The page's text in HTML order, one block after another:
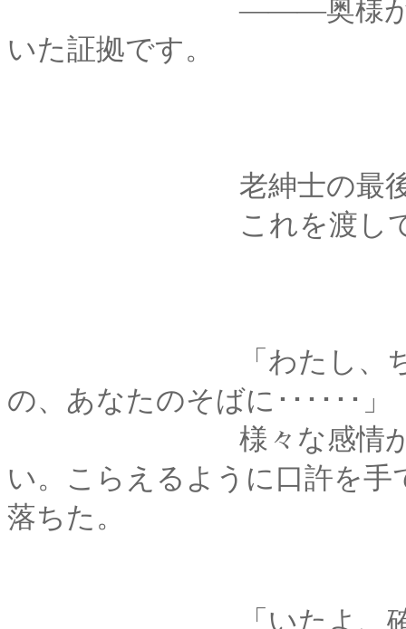
―――奥様があの時代
いた証拠です。
老紳士の最後の言
これを渡してくれた
「わたし、ちゃんと
の、あなたのそばに･･････」
様々な感情が溢れ出
い。こらえるように口許を
落ちた。
「いたよ、確か